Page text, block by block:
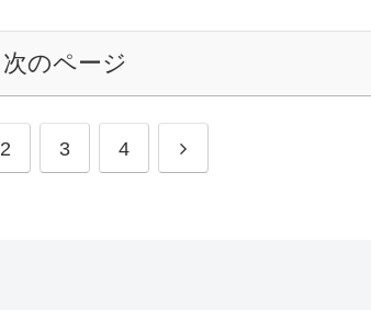
次のページ
2 3 4 次